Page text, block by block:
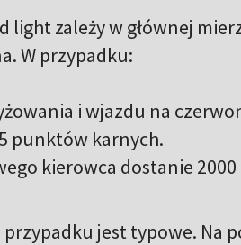
light zależy w głównej
W przypadku:
i wjazdu na
punktów karnych.
kierowca dostanie
jest typowe. Na